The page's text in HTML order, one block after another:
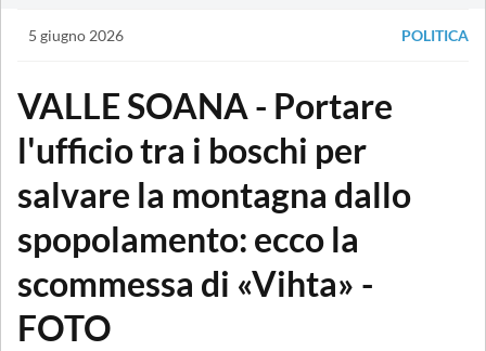
5 giugno 2026 POLITICA
VALLE SOANA - Portare
l'ufficio tra i boschi per
salvare la montagna dallo
spopolamento: ecco la
scommessa di «Vihta» -
FOTO